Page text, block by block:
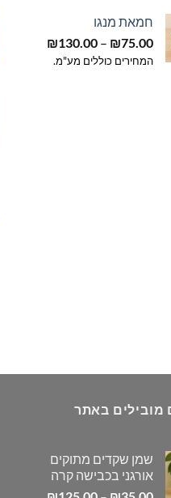
חמאת מנגו
₪75.00
–
₪130.00
המחירים כוללים מע"מ.
מובילים באתר
שמן שקדים מתוקים
אורגני בכבישה קרה